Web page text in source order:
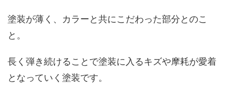
塗装が薄く、カラーと共にこだわった部分とのこ
と。
長く弾き続けることで塗装に入るキズや摩耗が愛着
となっていく塗装です。